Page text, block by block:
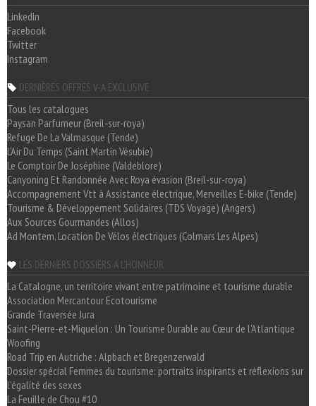
LinkedIn
Facebook
Twitter
Instagram
DERNIÈRES OFFRES V-A EXCLUSIVE
Tous les catalogues
Paysan Parfumeur (Breil-sur-roya)
Refuge De La Valmasque (Tende)
L'Air Du Temps (Saint Martin Vésubie)
Le Comptoir De Joséphine (Valdeblore)
Canyoning Et Randonnée Avec Roya évasion (Breil-sur-roya)
Accompagnement Vtt à Assistance électrique, Merveilles E-bike (Tende)
Tourisme & Développement Solidaires (TDS Voyage) (Angers)
Aux Sources Gourmandes (Allos)
Ad Montem, Location De Vélos électriques (Colmars Les Alpes)
LES DERNIERS DOSSIERS A L'HONNEUR
La Catalogne, un territoire vivant entre patrimoine et tourisme durable
Association Mercantour Ecotourisme
Grande Traversée Jura
Saint-Pierre-et-Miquelon : Un Tourisme Durable au Cœur de l'Atlantique
Woofing
Road Trip en Autriche : Alpbach et Bregenzerwald
Dossier spécial Femmes du tourisme: portraits inspirants et réflexions sur
l'égalité des sexes
La Feuille de Chou #10